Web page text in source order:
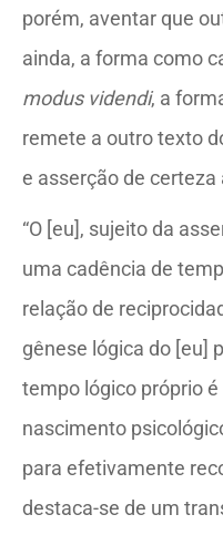
porém, aventar que
ainda, a forma como
modus videndi, a
remete a outro texto
e asserção de certeza
“O [eu], sujeito da
uma cadência de
relação de
gênese lógica do [eu]
tempo lógico próprio
nascimento
para efetivamente
destaca-se de um